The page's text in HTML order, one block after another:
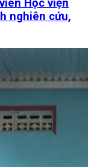
Học viện
nghiên cứu,